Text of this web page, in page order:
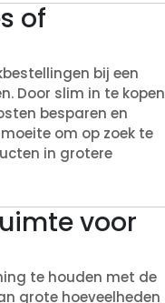
of
bij een
Door slim in te kopen
besparen en
om op zoek te
in grotere
voor
te houden met de
grote hoeveelheden